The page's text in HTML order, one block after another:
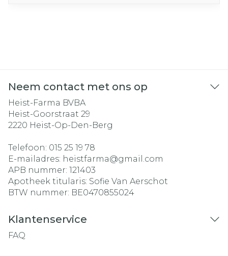
Neem contact met ons op
Heist-Farma BVBA
Heist-Goorstraat 29
2220 Heist-Op-Den-Berg
Telefoon: 015 25 19 78
E-mailadres: heistfarma@gmail.com
APB nummer: 121403
Apotheek titularis: Sofie Van Aerschot
BTW nummer: BE0470855024
Klantenservice
FAQ